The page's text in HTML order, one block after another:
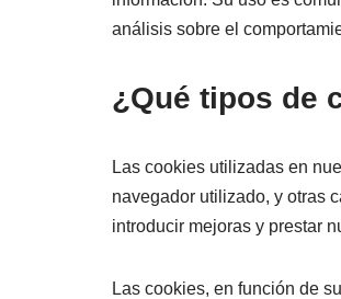
análisis sobre el
¿Qué tipos de
Las cookies utilizadas en
navegador utilizado, y otras
introducir mejoras y prestar
Las cookies, en función de